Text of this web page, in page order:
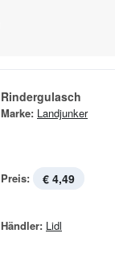
Rindergulasch
Marke: Landjunker
Preis: € 4,49
Händler: Lidl